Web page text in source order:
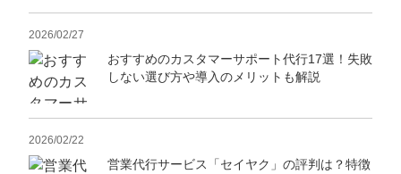
2026/02/27
おすすめのカスタマーサポート代行17選！失敗
しない選び方や導入のメリットも解説
2026/02/22
営業代行サービス「セイヤク」の評判は？特徴